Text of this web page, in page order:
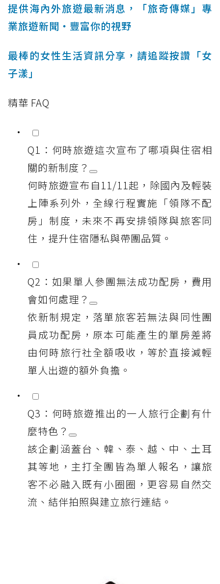
提供海內外旅遊最新消息，「旅奇傳媒」專
業旅遊新聞‧豐富你的視野
最棒的女性生活資訊分享，請追蹤按讚「女
子漾」
精華 FAQ
Q1：何時旅遊這次宣布了哪項與住宿相
關的新制度？
何時旅遊宣布自11/11起，除國內及輕裝
上陣系列外，全線行程實施「領隊不配
房」制度，未來不再安排領隊與旅客同
住，提升住宿隱私與帶團品質。
Q2：如果單人參團無法成功配房，費用
會如何處理？
依新制規定，落單旅客若無法與同性團
員成功配房，原本可能產生的單房差將
由何時旅行社全額吸收，等於直接減輕
單人出遊的額外負擔。
Q3：何時旅遊推出的一人旅行企劃有什
麼特色？
該企劃涵蓋台、韓、泰、越、中、土耳
其等地，主打全團皆為單人報名，讓旅
客不必融入既有小圈圈，更容易自然交
流、結伴拍照與建立旅行連結。